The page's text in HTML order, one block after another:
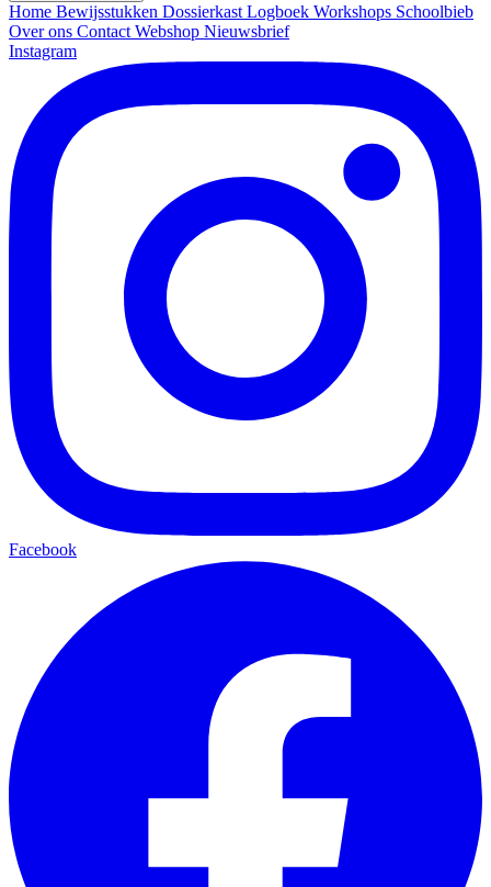
Home Bewijsstukken Dossierkast Logboek Workshops Schoolbieb
Over ons Contact Webshop Nieuwsbrief
Instagram
Facebook